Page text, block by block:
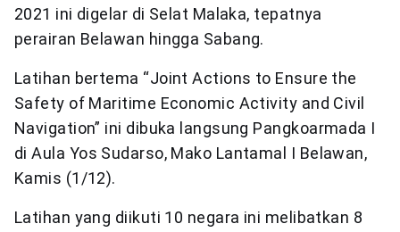
2021 ini digelar di Selat Malaka, tepatnya
perairan Belawan hingga Sabang.
Latihan bertema “Joint Actions to Ensure the
Safety of Maritime Economic Activity and Civil
Navigation” ini dibuka langsung Pangkoarmada I
di Aula Yos Sudarso, Mako Lantamal I Belawan,
Kamis (1/12).
Latihan yang diikuti 10 negara ini melibatkan 8